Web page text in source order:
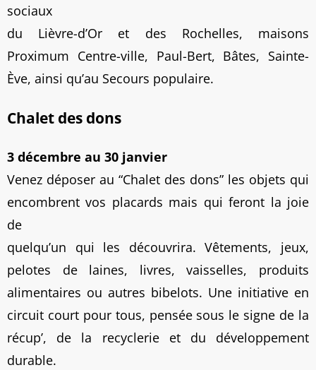
sociaux
du Lièvre-d’Or et des Rochelles, maisons
Proximum Centre-ville, Paul-Bert, Bâtes, Sainte-
Ève, ainsi qu’au Secours populaire.
Chalet des dons
3 décembre au 30 janvier
Venez déposer au “Chalet des dons” les objets qui
encombrent vos placards mais qui feront la joie
de
quelqu’un qui les découvrira. Vêtements, jeux,
pelotes de laines, livres, vaisselles, produits
alimentaires ou autres bibelots. Une initiative en
circuit court pour tous, pensée sous le signe de la
récup’, de la recyclerie et du développement
durable.